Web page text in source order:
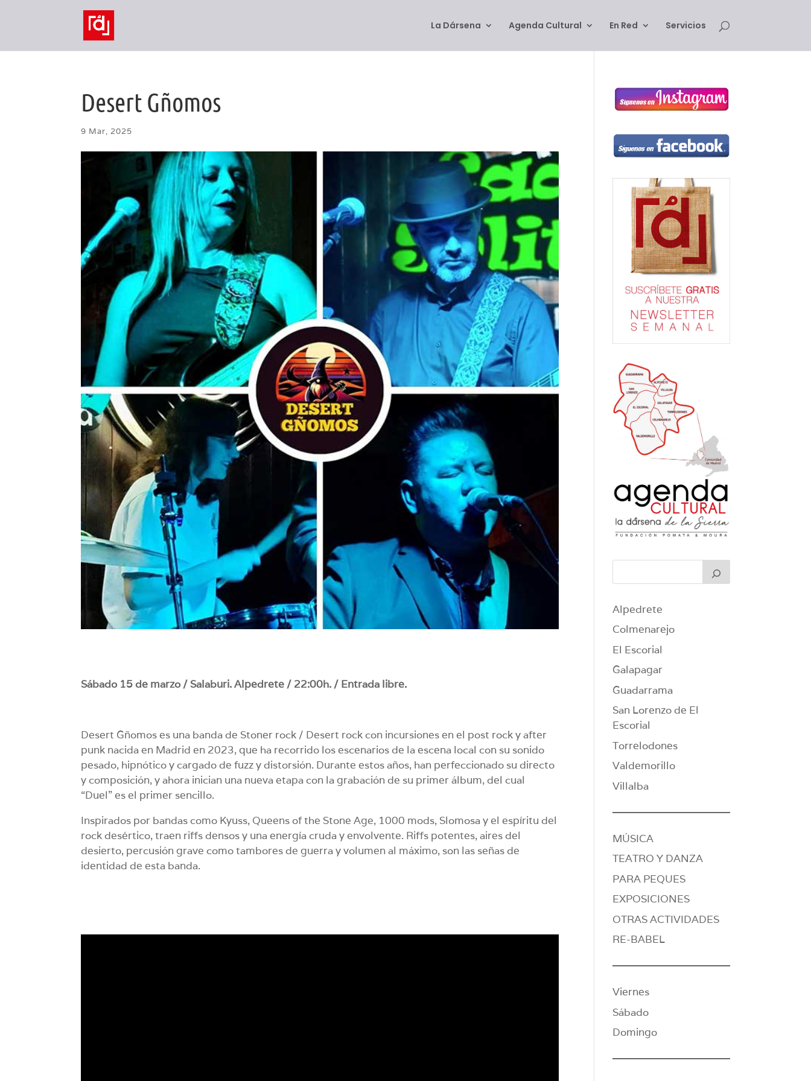
La Dársena Agenda Cultural En Red Servicios
Desert Gñomos
9 Mar, 2025
Sábado 15 de marzo / Salaburi. Alpedrete / 22:00h. / Entrada libre.
Desert Gñomos es una banda de Stoner rock / Desert rock con incursiones en el post rock y after
punk nacida en Madrid en 2023, que ha recorrido los escenarios de la escena local con su sonido
pesado, hipnótico y cargado de fuzz y distorsión. Durante estos años, han perfeccionado su directo
y composición, y ahora inician una nueva etapa con la grabación de su primer álbum, del cual
“Duel” es el primer sencillo.
Inspirados por bandas como Kyuss, Queens of the Stone Age, 1000 mods, Slomosa y el espíritu del
rock desértico, traen riffs densos y una energía cruda y envolvente. Riffs potentes, aires del
desierto, percusión grave como tambores de guerra y volumen al máximo, son las señas de
identidad de esta banda.
Alpedrete
Colmenarejo
El Escorial
Galapagar
Guadarrama
San Lorenzo de El
Escorial
Torrelodones
Valdemorillo
Villalba
MÚSICA
TEATRO Y DANZA
PARA PEQUES
EXPOSICIONES
OTRAS ACTIVIDADES
RE-BABEL
Viernes
Sábado
Domingo